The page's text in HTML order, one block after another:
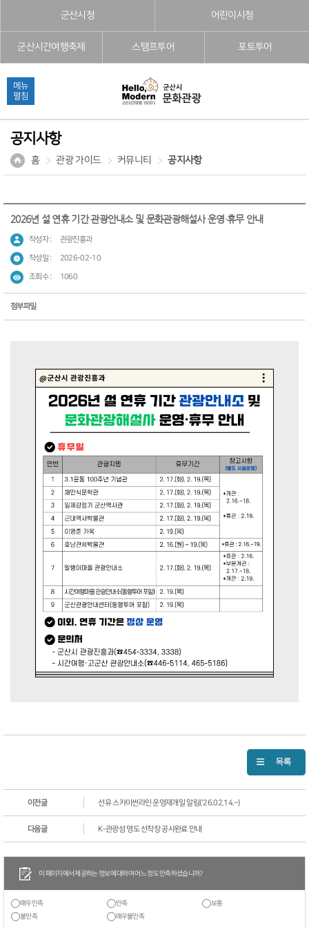
군산시청 어린이시청
군산시간여행축제 스탬프투어 포토투어
메뉴
펼침
공지사항
홈 관광 가이드 커뮤니티 공지사항
2026년 설 연휴 기간 관광안내소 및 문화관광해설사 운영·휴무 안내
작성자 : 관광진흥과
작성일 : 2026-02-10
조회수 : 1060
첨부파일
이전글 선유 스카이썬라인 운영재개일 알림('26.02.14.~)
다음글 K-관광섬 명도 선착장 공사완료 안내
이 페이지에서 제공하는 정보에 대하여 어느 정도 만족하셨습니까?
매우만족 만족
보통
불만족
매우불만족